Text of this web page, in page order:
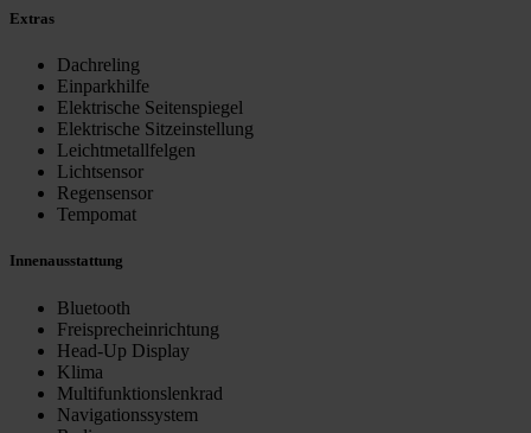
Extras
Dachreling
Einparkhilfe
Elektrische Seitenspiegel
Elektrische Sitzeinstellung
Leichtmetallfelgen
Lichtsensor
Regensensor
Tempomat
Innenausstattung
Bluetooth
Freisprecheinrichtung
Head-Up Display
Klima
Multifunktionslenkrad
Navigationssystem